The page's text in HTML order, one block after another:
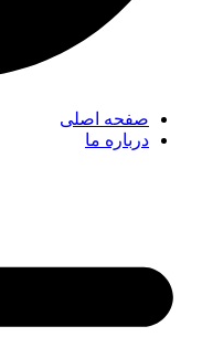
صفحه اصلی
درباره ما